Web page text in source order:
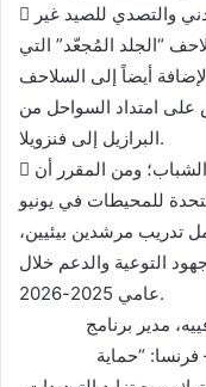
 الأهمية البيئية: يساهم إشراك المجتمع المدني والتصدي للصيد غير
“الجلد المُجعّد” التي
أيضاً إلى السلاحف
على امتداد السواحل من
البرازيل إلى فنزويلا.
 التقدم المنجز: تم إطلاق برنامج سفراء الشباب؛ ومن المقرر أن
للمحيطات في يونيو
تدريب مرشدين بيئيين،
التوعية والدعم خلال
عامي 2025-2026.
مدير برنامج
“حماية